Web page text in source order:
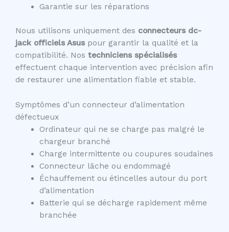
Garantie sur les réparations
Nous utilisons uniquement des connecteurs dc-
jack officiels Asuspour garantir la qualité et la
compatibilité. Nos techniciens spécialisés
effectuent chaque intervention avec précision afin
de restaurer une alimentation fiable et stable.
Symptômes d’un connecteur d’alimentation
défectueux
Ordinateur qui ne se charge pas malgré le
chargeur branché
Charge intermittente ou coupures soudaines
Connecteur lâche ou endommagé
Échauffement ou étincelles autour du port
d’alimentation
Batterie qui se décharge rapidement même
branchée